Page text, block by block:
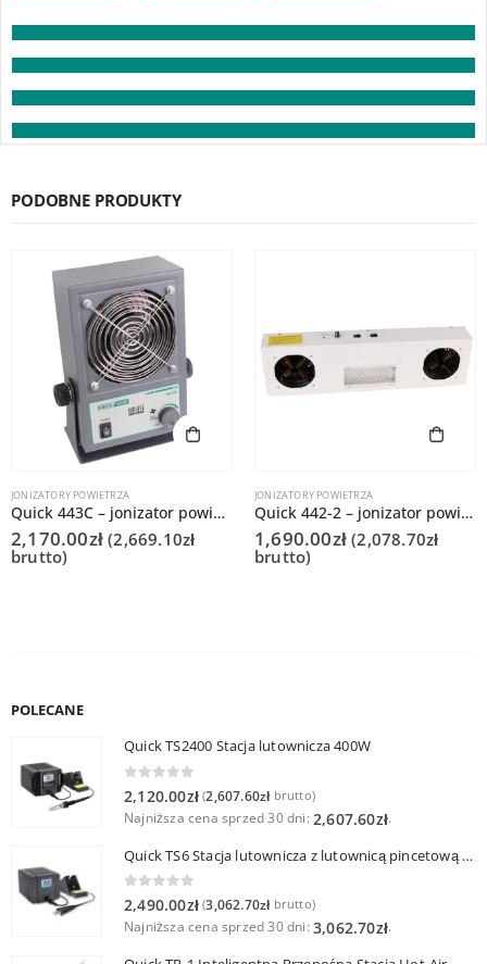
PODOBNE PRODUKTY
JONIZATORY POWIETRZA
Quick 443C – jonizator powietrza
2,170.00zł (2,669.10zł
brutto)
JONIZATORY POWIETRZA
Quick 442-2 – jonizator powietrza
1,690.00zł (2,078.70zł
brutto)
POLECANE
Quick TS2400 Stacja lutownicza 400W
2,120.00zł (2,607.60złbrutto)
Najniższa cena sprzed 30 dni: 2,607.60zł.
Quick TS6 Stacja lutownicza z lutownicą pincetową 60W
0 out of 5
2,490.00zł (3,062.70złbrutto)
Najniższa cena sprzed 30 dni: 3,062.70zł.